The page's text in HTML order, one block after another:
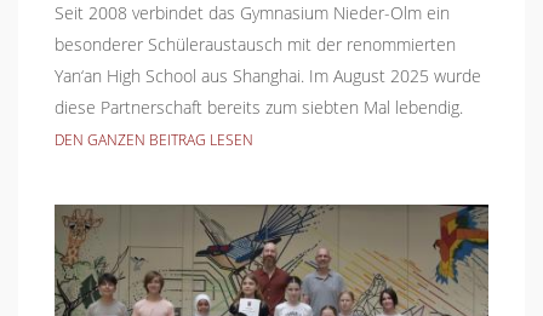
Seit 2008 verbindet das Gymnasium Nieder-Olm ein
besonderer Schüleraustausch mit der renommierten
Yan‘an High School aus Shanghai. Im August 2025 wurde
diese Partnerschaft bereits zum siebten Mal lebendig.
DEN GANZEN BEITRAG LESEN